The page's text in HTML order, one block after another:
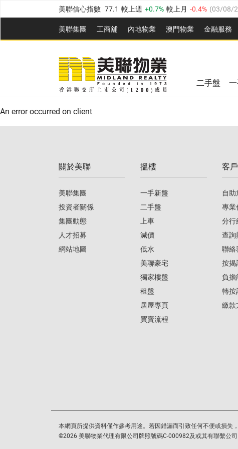
美聯信心指數 77.1 較上週 0.7% 較上月 -0.4% (03/08/
全港樓價指數 149.1 較上週 0% 較上月 0.4% (03/08/
港島樓價指數 157.4 較上週 -0.3% 較上月 -0.8% (03/08/
九龍樓價指數 156.4 較上週 -0.1%
新界樓價指數 134.8 較上週 0.1% 0.9% 03/
美聯信心指數 77.1 較上週 0.7% 較上月
美聯集團 工商舖 內地物業 澳門物業 金融服務
全港樓價指數 149.1 較上週 0% 較上月
美聯信心指數 較上週 0.7% 03/08/
二手盤
An error occurred on client
關於美聯
美聯集團
投資者關係
集團動態
人才招募
網站地圖
搵樓
一手新盤
二手盤
上車
減價
低水
美聯豪宅
獨家樓盤
租盤
居屋專頁
買賣流程
客
自助
專業
分行
查詢
聯絡
按揭
負擔
轉按
繳款
本網頁所提供資料僅作參考用途。若因錯漏而引致任何不便或損失
©2026 美聯物業代理有限公司牌照號碼C-000982及或其有聯繫公司